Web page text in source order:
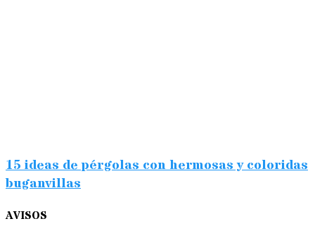
15 ideas de pérgolas con hermosas y coloridas
buganvillas
AVISOS